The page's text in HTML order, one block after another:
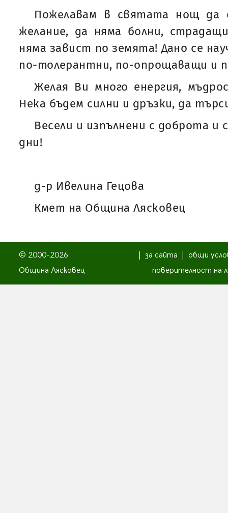
Пожелавам в святата нощ да
желание, да няма болни,
няма завист по земята! Дано се
по-толерантни, по-опрощаващи и
Желая Ви много енергия,
Нека бъдем силни и дръзки, да
Весели и изпълнени с доброта и
дни!
д-р Ивелина Гецова
Кмет на Община Лясковец
© 2000-2026
Община Лясковец
за сайта
общи
поверителност на